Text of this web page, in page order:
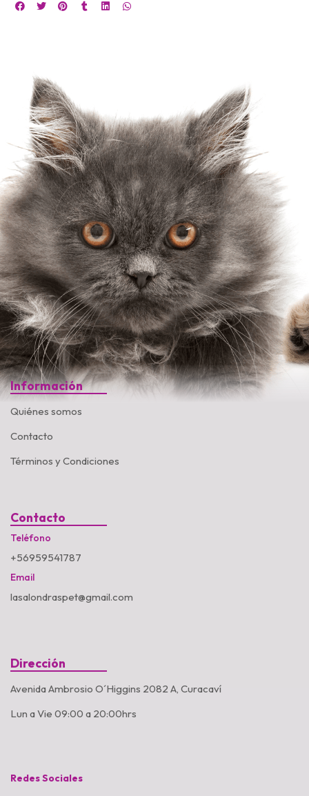
Información
Quiénes somos
Contacto
Términos y Condiciones
Contacto
Teléfono
+56959541787
Email
lasalondraspet@gmail.com
Dirección
Avenida Ambrosio O´Higgins 2082 A, Curacaví
Lun a Vie 09:00 a 20:00hrs
Redes Sociales